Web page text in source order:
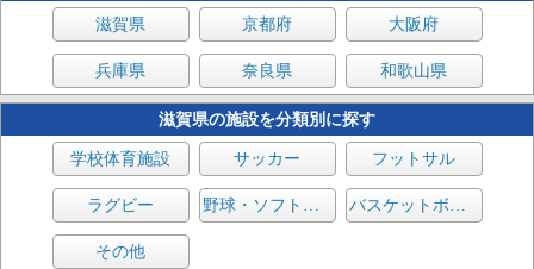
滋賀県 京都府 大阪府
兵庫県 奈良県 和歌山県
滋賀県の施設を分類別に探す
学校体育施設 サッカー フットサル
ラグビー 野球・ソフトボール バスケットボール
その他